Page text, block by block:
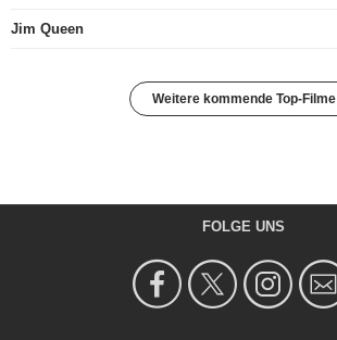
Jim Queen
Weitere kommende Top-Filme
FOLGE UNS